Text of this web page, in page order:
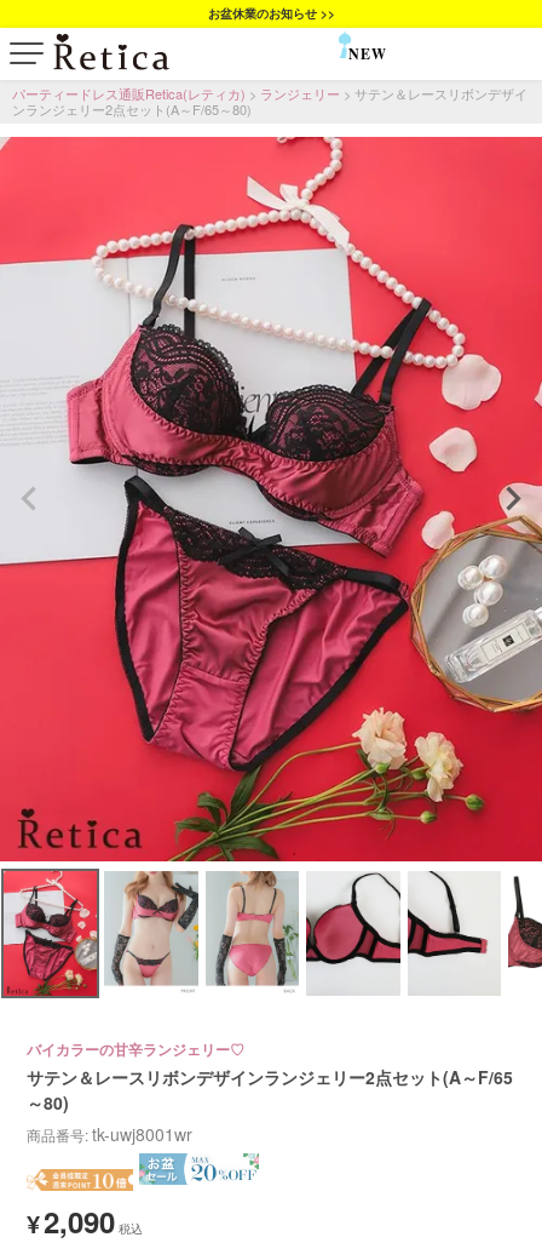
お盆休業のお知らせ >>
NEW
パーティードレス通販Retica(レティカ) ランジェリー
サテン＆レースリボンデザイ
ンランジェリー2点セット(A～F/65～80)
バイカラーの甘辛ランジェリー♡
サテン＆レースリボンデザインランジェリー2点セット(A～F/65
～80)
商品番号 tk-uwj8001wr
¥2,090